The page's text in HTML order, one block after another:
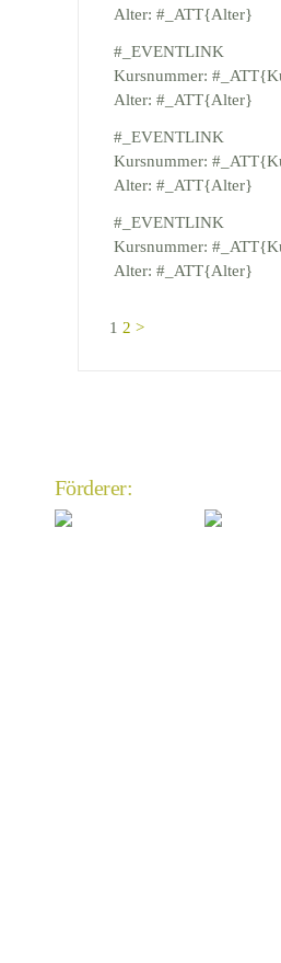
Alter: #_ATT{Alter}
#_EVENTLINK
Kursnummer:
Alter: #_ATT{Alter}
#_EVENTLINK
Kursnummer:
Alter: #_ATT{Alter}
#_EVENTLINK
Kursnummer:
Alter: #_ATT{Alter}
1 2 >
Förderer: